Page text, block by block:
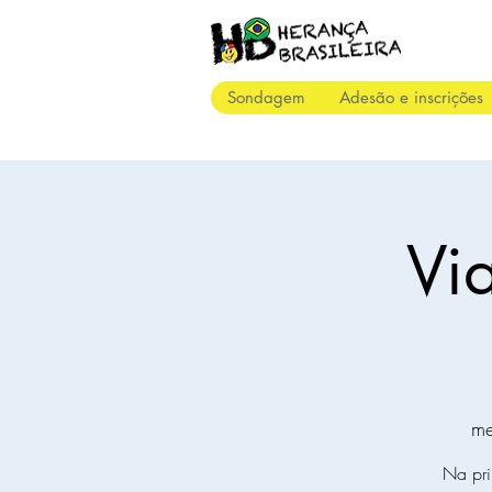
Sondagem Adesão e inscrições
Na